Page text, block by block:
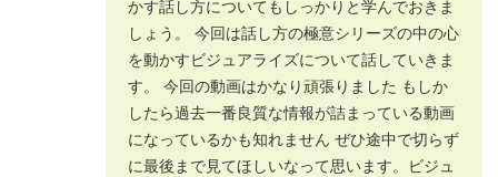
かす話し方についてもしっかりと学んでおきま
しょう。 今回は話し方の極意シリーズの中の心
を動かすビジュアライズについて話していきま
す。 今回の動画はかなり頑張りました もしか
したら過去一番良質な情報が詰まっている動画
になっているかも知れません ぜひ途中で切らず
に最後まで見てほしいなって思います。ビジュ